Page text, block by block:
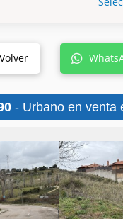
Volver
- Urbano en venta